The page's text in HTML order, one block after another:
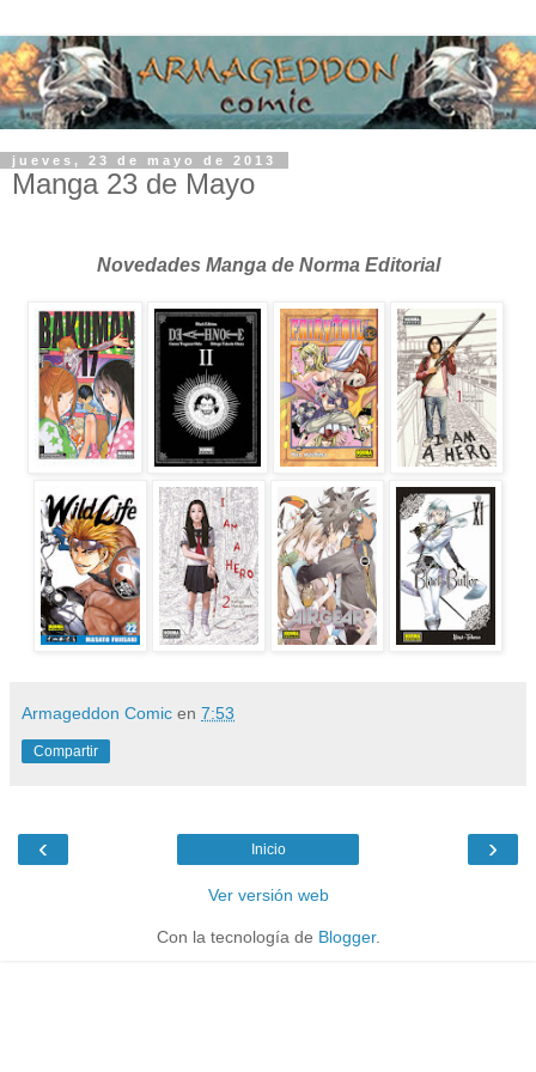
jueves, 23 de mayo de 2013
Manga 23 de Mayo
Novedades Manga de Norma Editorial
Armageddon Comic en 7:53
Compartir
‹ ›
Inicio
Ver versión web
Con la tecnología de Blogger.